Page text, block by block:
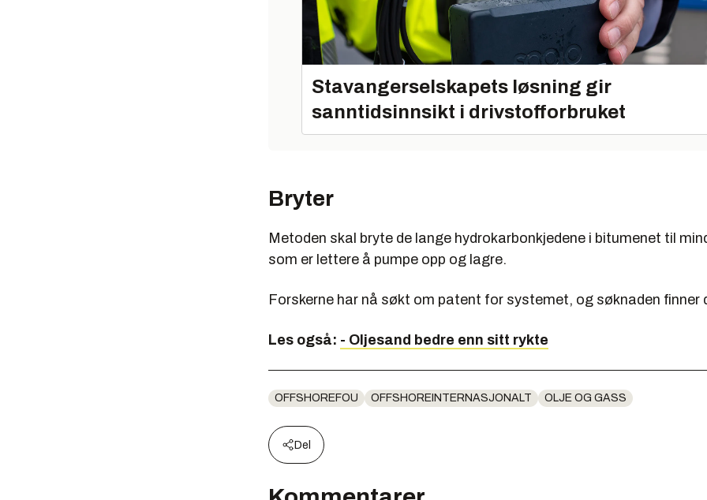
Stavangerselskapets løsning gir
sanntidsinnsikt i drivstofforbruket
Bryter
Metoden skal bryte de lange hydrokarbonkjedene i bitumenet til
som er lettere å pumpe opp og lagre.
Forskerne har nå søkt om patent for systemet, og søknaden finner
Les også: - Oljesand bedre enn sitt rykte
OFFSHOREFOU OFFSHOREINTERNASJONALT OLJE OG GASS
Del